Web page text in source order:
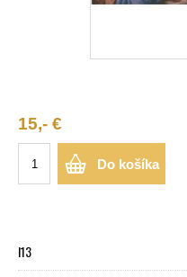
15,- €
Do košíka
I13